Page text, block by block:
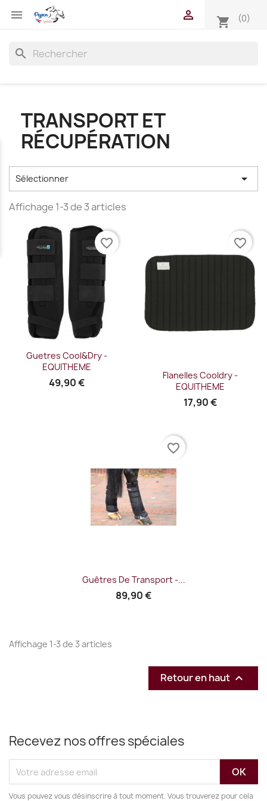
 shopping_cart (0)

search
TRANSPORT ET
RÉCUPÉRATION
Sélectionner 
Affichage 1-3 de 3 articles
Guetres Cool&Dry -
EQUITHEME
49,90 €
favorite_border
Flanelles Cooldry -
EQUITHEME
17,90 €
favorite_border
Guêtres De Transport -...
89,90 €
favorite_border
Affichage 1-3 de 3 articles
Retour en haut 
Recevez nos offres spéciales
Vous pouvez vous désinscrire à tout moment. Vous trouverez pour cela